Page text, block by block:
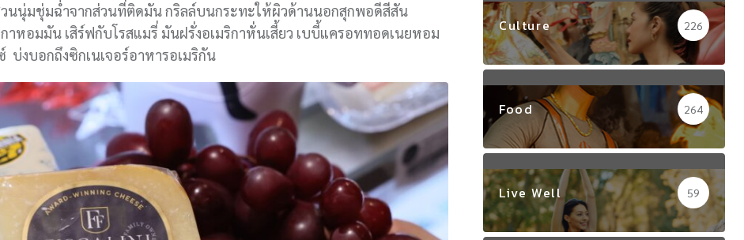
วนนุ่มชุ่มฉ่ำจากส่วนที่ติดมัน กริลล์บนกระทะให้ผิวด้านนอกสุกพอดีสีสัน
าหอมมัน เสิร์ฟกับโรสแมรี่ มันฝรั่งอเมริกาหั่นเสี้ยว เบบี้แครอททอดเนยหอม
งบอกถึงซิกเนเจอร์อาหารอเมริกัน
Culture 226
Food 264
Live Well 59